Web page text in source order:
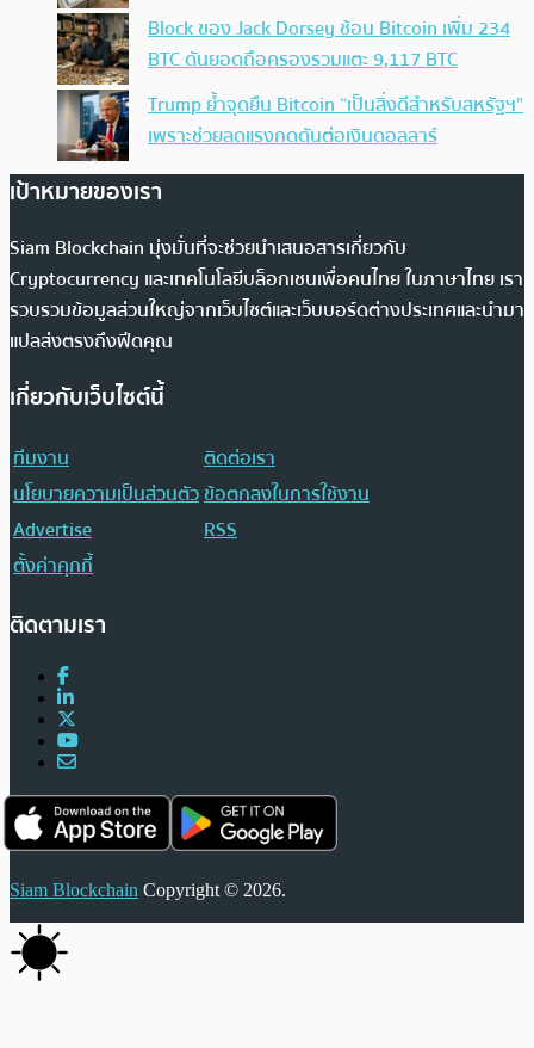
Block ของ Jack Dorsey ช้อน Bitcoin เพิ่ม 234
BTC ดันยอดถือครองรวมแตะ 9,117 BTC
Trump ย้ำจุดยืน Bitcoin “เป็นสิ่งดีสำหรับสหรัฐฯ”
เพราะช่วยลดแรงกดดันต่อเงินดอลลาร์
เป้าหมายของเรา
Siam Blockchain มุ่งมั่นที่จะช่วยนำเสนอสารเกี่ยวกับ
Cryptocurrency และเทคโนโลยีบล็อกเชนเพื่อคนไทย ในภาษาไทย เรา
รวบรวมข้อมูลส่วนใหญ่จากเว็บไซต์และเว็บบอร์ดต่างประเทศและนำมา
แปลส่งตรงถึงฟีดคุณ
เกี่ยวกับเว็บไซต์นี้
ทีมงาน
ติดต่อเรา
นโยบายความเป็นส่วนตัวข้อตกลงในการใช้งาน
Advertise
RSS
ตั้งค่าคุกกี้
ติดตามเรา
Siam Blockchain Copyright © 2026.